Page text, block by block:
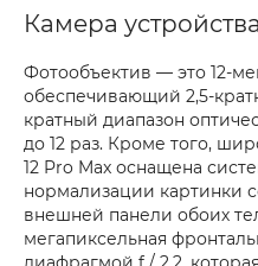
Камера устройства
Фотообъектив — это 12-
обеспечивающий 2,5-
кратный диапазон
до 12 раз. Кроме того,
12 Pro Max оснащена
нормализации картинки
внешней панели обоих
мегапиксельная